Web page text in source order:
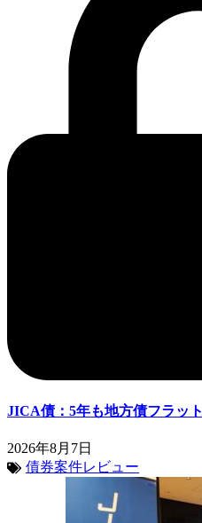
JICA債：5年も地方債フラット
2026年8月7日
債券案件レビュー